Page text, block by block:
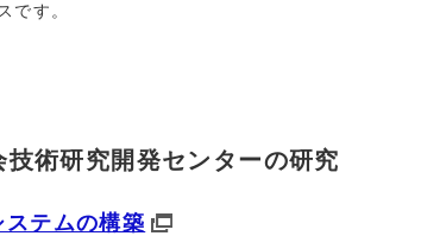
です。
術研究開発センターの研究
テムの構築